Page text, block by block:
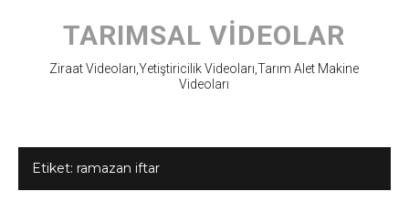
content
TARIMSAL VIDEOLAR
Ziraat Videoları,Yetiştiricilik Videoları,Tarım Alet Makine
Videoları
Etiket: ramazan iftar